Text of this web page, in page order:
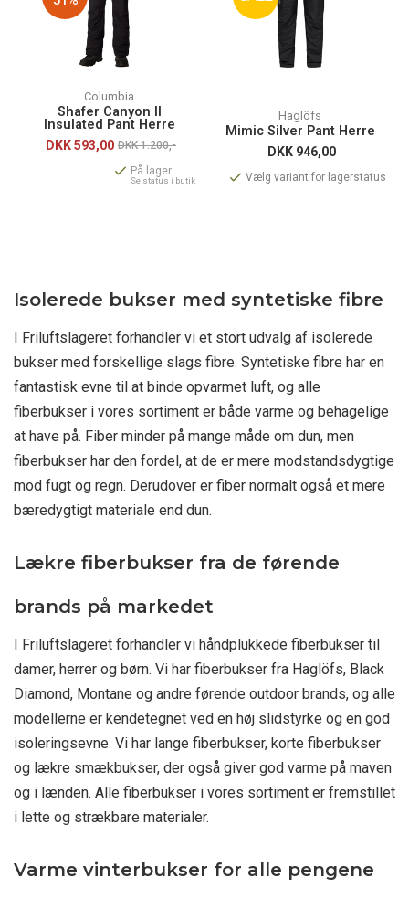
Columbia
Shafer Canyon II
Insulated Pant Herre
DKK593,00 DKK 1.200,-
På lager
Se status i butik
Haglöfs
Mimic Silver Pant Herre
DKK 946,00
Vælg variant for lagerstatus
Isolerede bukser med syntetiske fibre
I Friluftslageret forhandler vi et stort udvalg af isolerede
bukser med forskellige slags fibre. Syntetiske fibre har en
fantastisk evne til at binde opvarmet luft, og alle
fiberbukser i vores sortiment er både varme og behagelige
at have på. Fiber minder på mange måde om dun, men
fiberbukser har den fordel, at de er mere modstandsdygtige
mod fugt og regn. Derudover er fiber normalt også et mere
bæredygtigt materiale end dun.
Lækre fiberbukser fra de førende
brands på markedet
I Friluftslageret forhandler vi håndplukkede fiberbukser til
damer, herrer og børn. Vi har fiberbukser fra Haglöfs, Black
Diamond, Montane og andre førende outdoor brands, og alle
modellerne er kendetegnet ved en høj slidstyrke og en god
isoleringsevne. Vi har lange fiberbukser, korte fiberbukser
og lækre smækbukser, der også giver god varme på maven
og i lænden. Alle fiberbukser i vores sortiment er fremstillet
i lette og strækbare materialer.
Varme vinterbukser for alle pengene